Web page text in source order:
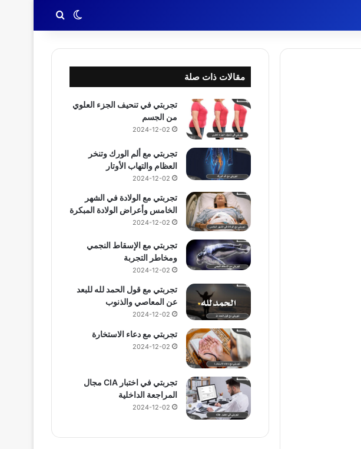
الوضع المظلم
بحث عن
مقالات ذات صلة
تجربتي في تنحيف الجزء العلوي
من الجسم
2024-12-02
تجربتي مع ألم الورك وتنخر
العظام والتهاب الأوتار
2024-12-02
تجربتي مع الولادة في الشهر
الخامس وأعراض الولادة المبكرة
2024-12-02
تجربتي مع الإسقاط النجمي
ومخاطر التجربة
2024-12-02
تجربتي مع قول الحمد لله للبعد
عن المعاصي والذنوب
2024-12-02
تجربتي مع دعاء الاستخارة
2024-12-02
تجربتي في اختبار CIA مجال
المراجعة الداخلية
2024-12-02